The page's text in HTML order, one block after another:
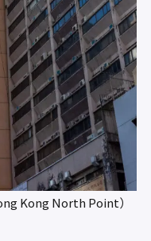
Kong North Point）